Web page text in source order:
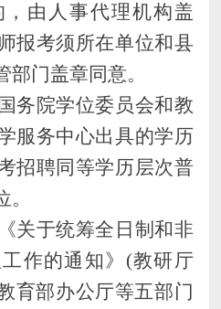
由人事代理机构盖
报考须所在单位和县
门盖章同意。
务院学位委员会和教
服务中心出具的学历
招聘同等学历层次普
关于统筹全日制和非
作的通知》 (教研厅
育部办公厅等五部门